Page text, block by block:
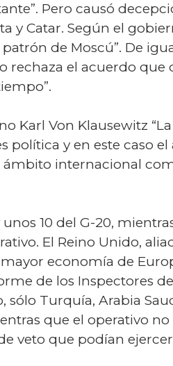
Pero causó
y Catar. Según el
de Moscú”. De
rechaza el acuerdo que
Karl Von Klausewitz
política y en este caso
internacional
10 del G-20,
El Reino Unido,
economía de
de los Inspectores
Turquía, Arabia
que el operativo
veto que podían